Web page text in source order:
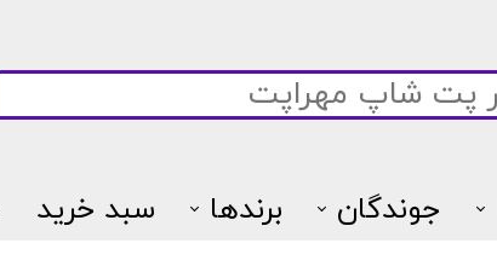
جوندگان برندها سبد خرید